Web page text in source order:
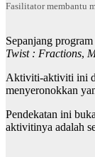
Fasilitator membantu
Sepanjang
Twist : Fractions,
Aktiviti-aktiviti ini
menyeronokkan
Pendekatan ini
aktivitinya adalah